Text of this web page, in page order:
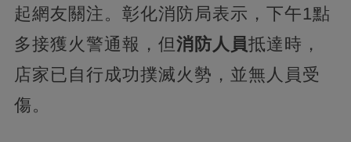
起網友關注。彰化消防局表示，下午1點
多接獲火警通報，但消防人員抵達時，
店家已自行成功撲滅火勢，並無人員受
傷。